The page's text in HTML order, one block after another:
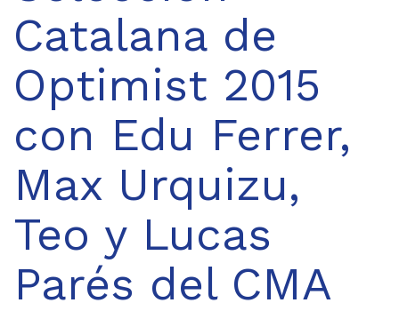
Catalana de
Optimist 2015
con Edu Ferrer,
Max Urquizu,
Teo y Lucas
Parés del CMA